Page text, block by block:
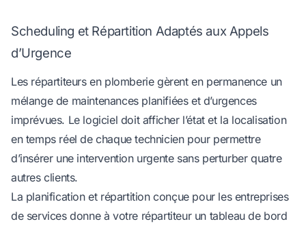
Scheduling et Répartition Adaptés aux Appels
d’Urgence
Les répartiteurs en plomberie gèrent en permanence un
mélange de maintenances planifiées et d’urgences
imprévues. Le logiciel doit afficher l’état et la localisation
en temps réel de chaque technicien pour permettre
d’insérer une intervention urgente sans perturber quatre
autres clients.
La planification et répartition conçue pour les entreprises
de servicesdonne à votre répartiteur un tableau de bord